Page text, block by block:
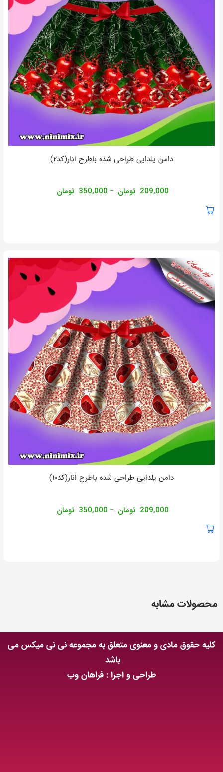
دامن یلدایی طراحی شده باطرح انار(کد2)
209,000 تومان –
350,000 تومان
دامن یلدایی طراحی شده باطرح انار(کد10)
209,000 تومان –
350,000 تومان
محصولات مشابه
کلیه حقوق مادی و معنوی متعلق به مجموعه نی نی میکس می
باشد
طراحی و اجرا : فراهان وب